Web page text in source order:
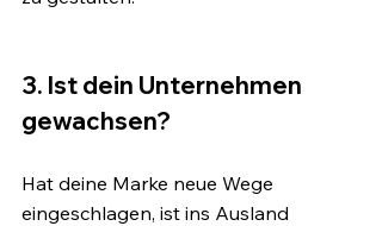
3. Ist dein Unternehmen
gewachsen?
Hat deine Marke neue Wege
eingeschlagen, ist ins Ausland